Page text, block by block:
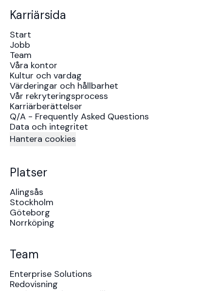
Karriärsida
Start
Jobb
Team
Våra kontor
Kultur och vardag
Värderingar och hållbarhet
Vår rekryteringsprocess
Karriärberättelser
Q/A - Frequently Asked Questions
Data och integritet
Hantera cookies
Platser
Alingsås
Stockholm
Göteborg
Norrköping
Team
Enterprise Solutions
Redovisning